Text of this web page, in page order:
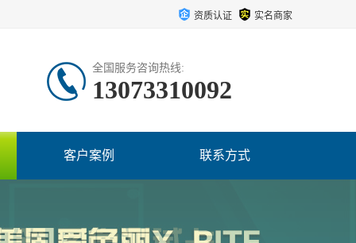
资质认证 实名商家
全国服务咨询热线:
13073310092
客户案例 联系方式